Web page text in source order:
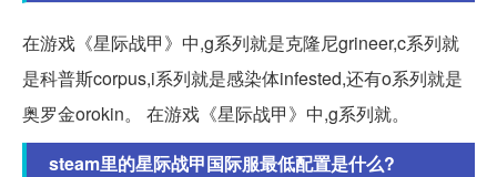
在游戏《星际战甲》中,g系列就是克隆尼grineer,c系列就
是科普斯corpus,i系列就是感染体infested,还有o系列就是
奥罗金orokin。 在游戏《星际战甲》中,g系列就。
steam里的星际战甲国际服最低配置是什么?